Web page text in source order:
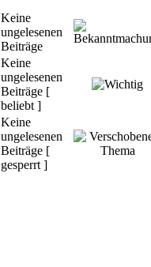
Keine
ungelesenen
Beiträge
Keine
ungelesenen
Beiträge [
beliebt ]
Keine
ungelesenen
Beiträge [
gesperrt ]